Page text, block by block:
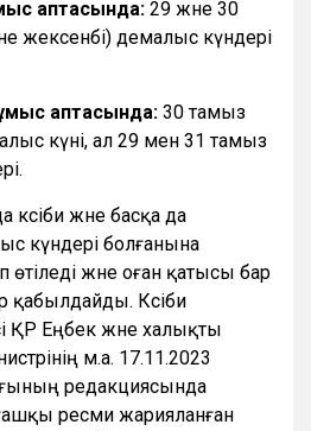
аптасында: 29 және 30
жексенбі) демалыс күндері
аптасында: 30 тамыз
күні, ал 29 мен 31 тамыз
және басқа да
күндері болғанына
өтіледі және оған қатысы бар
қабылдайды. Кәсіби
ҚР Еңбек және халықты
м.а. 17.11.2023
редакциясында
ресми жарияланған